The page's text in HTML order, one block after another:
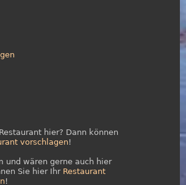
hier? Dann können
vorschlagen!
und wären gerne auch hier
Sie hier Ihr Restaurant
!